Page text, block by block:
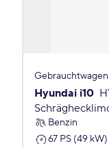
Hyundai i10
Benzin
67 PS (49 kW)